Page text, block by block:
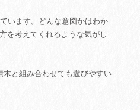
います。どんな意図かはわか
を考えてくれるような気がし
と組み合わせても遊びやすい